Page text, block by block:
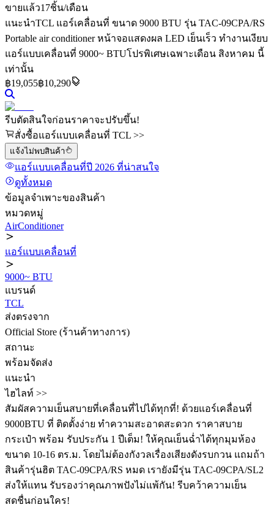
ขายแล้ว17ชิ้น/เดือน
แนะนำTCL แอร์เคลื่อนที่ ขนาด 9000 BTU รุ่น TAC-09CPA/RS
Portable air conditioner หน้าจอแสดงผล LED เย็นเร็ว ทำงานเงียบ
แอร์แบบเคลื่อนที่ 9000~ BTUโปรพิเศษเฉพาะเดือน สิงหาคม นี้
เท่านั้น
฿19,055฿10,290
รีบตัดสินใจก่อนราคาจะปรับขึ้น!
สั่งซื้อแอร์แบบเคลื่อนที่ TCL >>
แจ้งไม่พบสินค้า
แอร์แบบเคลื่อนที่ปี 2026 ที่น่าสนใจ
ดูทั้งหมด
ข้อมูลจำเพาะของสินค้า
หมวดหมู่
AirConditioner
แอร์แบบเคลื่อนที่
9000~ BTU
แบรนด์
TCL
ส่งตรงจาก
Official Store (ร้านค้าทางการ)
สถานะ
พร้อมจัดส่ง
แนะนำ
ไฮไลท์ >>
สัมผัสความเย็นสบายที่เคลื่อนที่ไปได้ทุกที่! ด้วยแอร์เคลื่อนที่
9000BTU ที่ ติดตั้งง่าย ทำความสะอาดสะดวก ราคาสบาย
กระเป๋า พร้อม รับประกัน 1 ปีเต็ม! ให้คุณเย็นฉ่ำได้ทุกมุมห้อง
ขนาด 10-16 ตร.ม. โดยไม่ต้องกังวลเรื่องเสียงดังรบกวน แถมถ้า
สินค้ารุ่นฮิต TAC-09CPA/RS หมด เรายังมีรุ่น TAC-09CPA/SL2
ส่งให้แทน รับรองว่าคุณภาพปังไม่แพ้กัน! รีบคว้าความเย็น
สดชื่นก่อนใคร!